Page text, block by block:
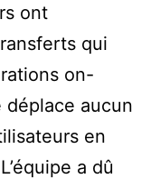
ont
qui
on-
aucun
en
a dû